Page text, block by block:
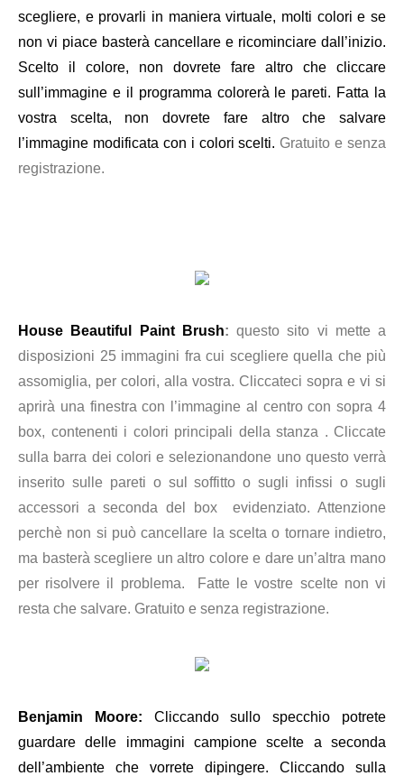
scegliere, e provarli in maniera virtuale, molti colori e se
non vi piace basterà cancellare e ricominciare dall’inizio.
Scelto il colore, non dovrete fare altro che cliccare
sull’immagine e il programma colorerà le pareti. Fatta la
vostra scelta, non dovrete fare altro che salvare
l’immagine modificata con i colori scelti. Gratuito e senza
registrazione.
House Beautiful Paint Brush: questo sito vi mette a
disposizioni 25 immagini fra cui scegliere quella che più
assomiglia, per colori, alla vostra. Cliccateci sopra e vi si
aprirà una finestra con l’immagine al centro con sopra 4
box, contenenti i colori principali della stanza . Cliccate
sulla barra dei colori e selezionandone uno questo verrà
inserito sulle pareti o sul soffitto o sugli infissi o sugli
accessori a seconda del box evidenziato. Attenzione
perchè non si può cancellare la scelta o tornare indietro,
ma basterà scegliere un altro colore e dare un’altra mano
per risolvere il problema.
Fatte le vostre scelte non vi
resta che salvare. Gratuito e senza registrazione.
Benjamin Moore: Cliccando sullo specchio potrete
guardare delle immagini campione scelte a seconda
dell’ambiente che vorrete dipingere. Cliccando sulla